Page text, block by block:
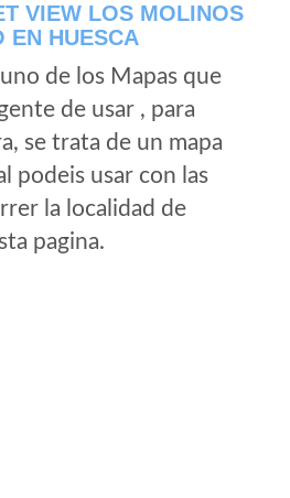
VIEW LOS MOLINOS
EN HUESCA
de los Mapas que
de usar , para
se trata de un mapa
podeis usar con las
la localidad de
pagina.